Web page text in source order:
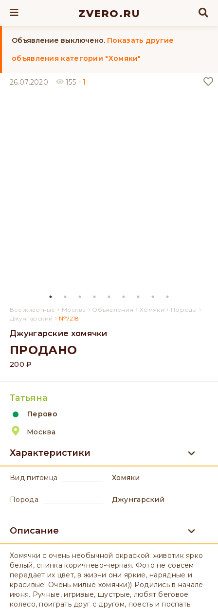
ZVERO.RU
Объявление выключено. Показать другие
объявления категории "Хомяки"
26.07.2020 155 +1
Все животные › Москва › Объявления ›Хомяки › Породы ›
Джунгарский › №7218
Джунгарские хомячки
ПРОДАНО
200 ₽
Татьяна
Перово
Москва
Характеристики
вид питомца Хомяки
порода Джунгарский
Описание
Хомячки с очень необычной окраской: животик ярко
белый, спинка коричнево-черная. Фото не совсем
передает их цвет, в жизни они яркие, нарядные и
красивые! Очень милые хомячки)) Родились в начале
июня. Ручные, игривые, шустрые, любят беговое
колесо, поиграть друг с другом, поесть и поспать.